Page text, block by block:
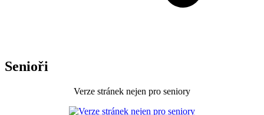
Senioři
Verze stránek nejen pro seniory